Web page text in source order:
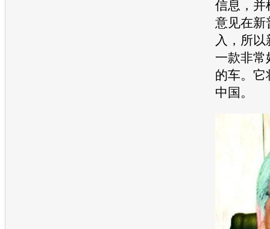
信息，并
意见在新
入，所以
一款非常
的车。它
中国。